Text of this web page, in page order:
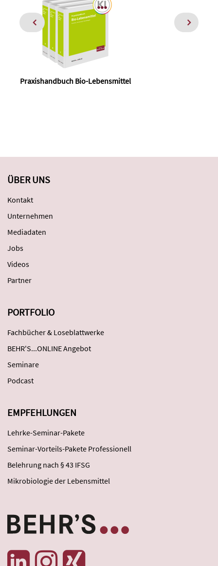
Praxishandbuch Bio-Lebensmittel
ÜBER UNS
Kontakt
Unternehmen
Mediadaten
Jobs
Videos
Partner
PORTFOLIO
Fachbücher & Loseblattwerke
BEHR'S...ONLINE Angebot
Seminare
Podcast
EMPFEHLUNGEN
Lehrke-Seminar-Pakete
Seminar-Vorteils-Pakete Professionell
Belehrung nach § 43 IFSG
Mikrobiologie der Lebensmittel